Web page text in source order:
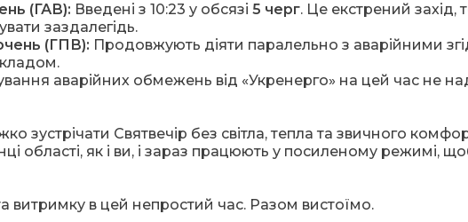
(ГАВ): Введені з 10:23 у обсязі 5 черг. Це екстрений захід,
заздалегідь.
(ГПВ): Продовжують діяти паралельно з аварійними
аварійних обмежень від «Укренерго» на цей час не
зустрічати Святвечір без світла, тепла та звичного
області, як і ви, і зараз працюють у посиленому режимі,
витримку в цей непростий час. Разом вистоїмо.